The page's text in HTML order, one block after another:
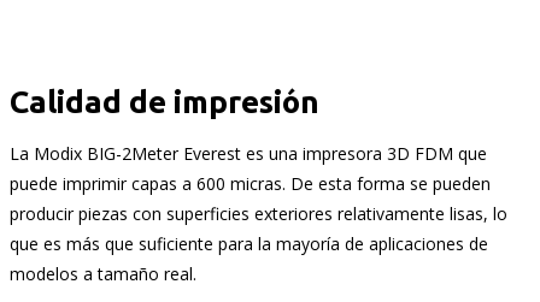
Calidad de impresión
La Modix BIG-2Meter Everest es una impresora 3D FDM que
puede imprimir capas a 600 micras. De esta forma se pueden
producir piezas con superficies exteriores relativamente lisas, lo
que es más que suficiente para la mayoría de aplicaciones de
modelos a tamaño real.